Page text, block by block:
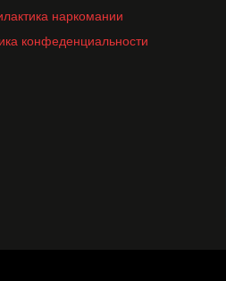
наркомании
конфеденциальности